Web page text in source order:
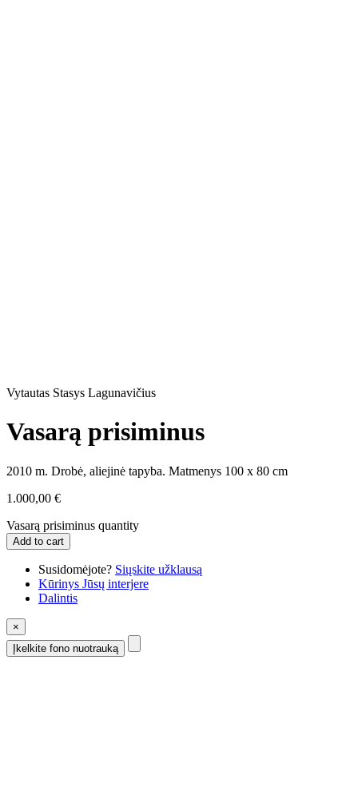
Vytautas Stasys Lagunavičius
Vasarą prisiminus
2010 m. Drobė, aliejinė tapyba. Matmenys 100 x 80 cm
1.000,00 €
Vasarą prisiminus quantity
Add to cart
Susidomėjote? Siųskite užklausą
Kūrinys Jūsų interjere
Dalintis
×
Įkelkite fono nuotrauką